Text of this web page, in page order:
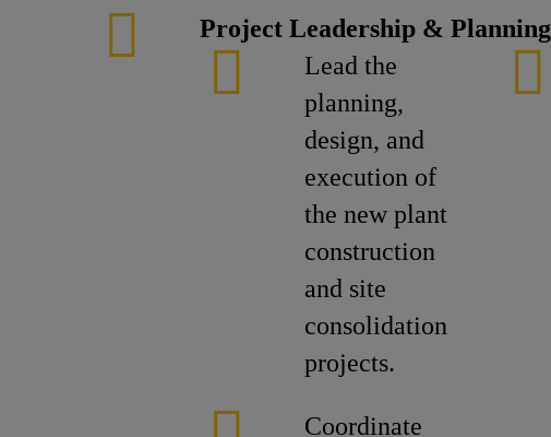
Project Leadership & Planning
Lead the
planning,
design, and
execution of
the new plant
construction
and site
consolidation
projects.
Coordinate